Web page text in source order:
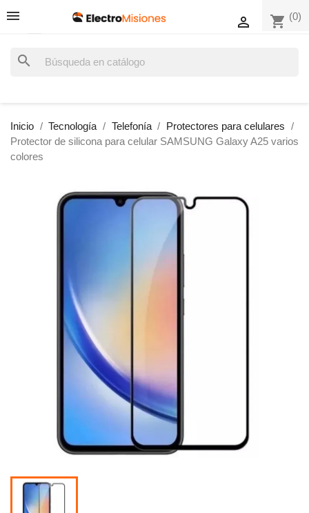
shopping_cart (0)

search
Inicio Tecnología Telefonía
Protectores para celulares
Protector de silicona para celular SAMSUNG Galaxy A25 varios
colores